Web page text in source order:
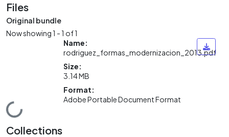
Files
Original bundle
Now showing1 - 1 of 1
Loading...
Name:
rodriguez_formas_modernizacion_2013.pdf
Size:
3.14 MB
Format:
Adobe Portable Document Format
Collections